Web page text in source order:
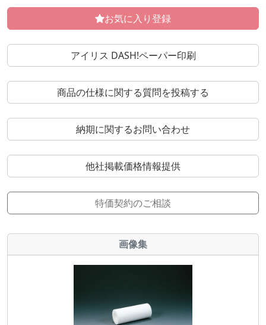
お気に入り登録
アイリス DASH!ペーパー印刷
商品の仕様に関する質問を投稿する
納期に関するお問い合わせ
他社掲載価格情報提供
特価契約のご相談
画像集